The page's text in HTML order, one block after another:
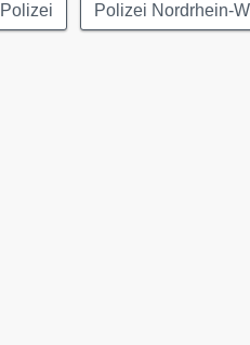
Polizei Polizei Nordrhein-